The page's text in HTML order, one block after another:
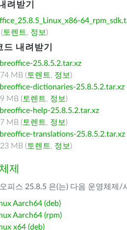
려받기
토렌트, 정보 )
드 내려받기
25.8.5.2.tar.xz
MB ( 토렌트, 정보 )
dictionaries-25.8.5.2.tar.xz
MB ( 토렌트, 정보 )
help-25.8.5.2.tar.xz
MB ( 토렌트, 정보 )
translations-25.8.5.2.tar.xz
MB ( 토렌트, 정보 )
제
피스 25.8.5 은(는) 다음 운영체제/
Aarch64 (deb)
Aarch64 (rpm)
x64 (deb)